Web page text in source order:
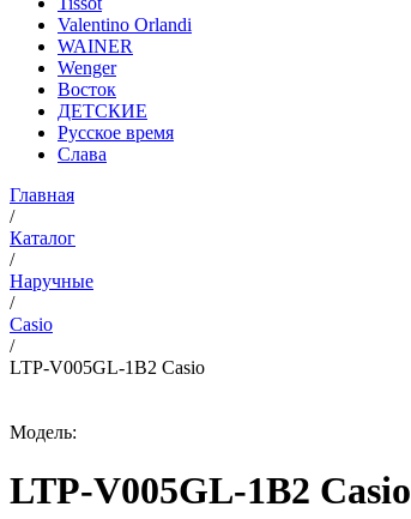
Valentino Orlandi
WAINER
Wenger
Восток
ДЕТСКИЕ
Русское время
Слава
Главная
/
Каталог
/
Наручные
/
Casio
/
LTP-V005GL-1B2 Casio
Модель:
LTP-V005GL-1B2 Casio